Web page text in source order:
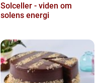
Solceller - viden om
solens energi